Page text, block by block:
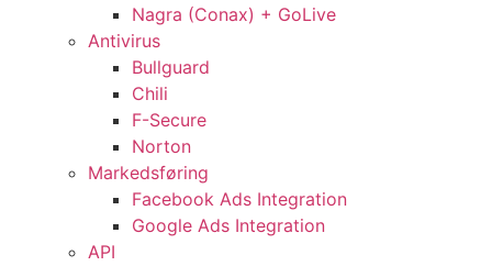
Nagra (Conax) + GoLive
Antivirus
Bullguard
Chili
F-Secure
Norton
Markedsføring
Facebook Ads Integration
Google Ads Integration
API